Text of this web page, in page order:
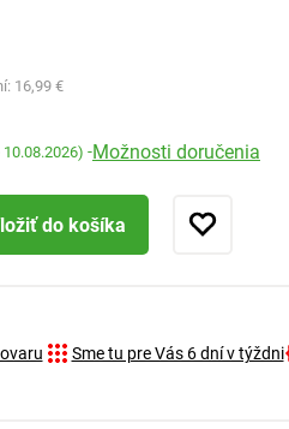
16,99 €
-Možnosti doručenia
do košíka
Sme tu pre Vás 6 dní v týždni